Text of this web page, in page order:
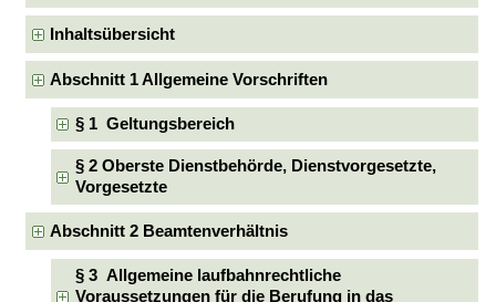
Inhaltsübersicht
Abschnitt 1 Allgemeine Vorschriften
§ 1 Geltungsbereich
§ 2 Oberste Dienstbehörde, Dienstvorgesetzte,
Vorgesetzte
Abschnitt 2 Beamtenverhältnis
§ 3 Allgemeine laufbahnrechtliche
Voraussetzungen für die Berufung in das